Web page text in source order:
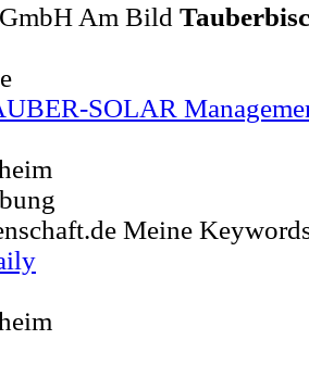
Am Bild
SOLAR
Meine